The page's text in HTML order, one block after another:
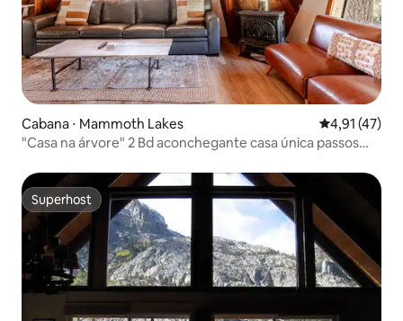
Cabana ⋅ Mammoth Lakes 4,91 de uma
4,91 (47)
"Casa na árvore" 2 Bd aconchegante casa única passos
Superhost
Superhost